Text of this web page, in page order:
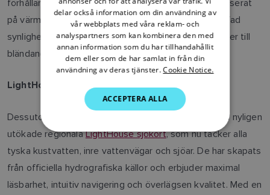
förhållanden. Genom att detektera och visa bilder baserat
på värme snarare än ljus ger FLIR-kameror oöverträffad
synlighet i olika ljusförhållanden, från becksvart mörker till
bländande ljus mitt på dagen.
LightHouse sjökort för Tyskland
Dessutom kommer Raymarine att marknadsföra sina nyligen
utökade regionalaLightHouse sjökort, som nu täcker alla
tyska kustvatten, inre vattenvägar och sjöar. De har skapats
från officiella hydrografiska källor och erbjuder maximal
läsbarhet, intuitiv navigering och överlägsen kvalitet. Med en
DANISH
ITALIAN
SWEDISH
DUTCH
NORWEGIAN
delar också information om din användning av
vår webbplats med våra reklam- och
analyspartners som kan kombinera den med
annan information som du har tillhandahållit
dem eller som de har samlat in från din
användning av deras tjänster. Cookie Notice.
ACCEPTERA ALLA